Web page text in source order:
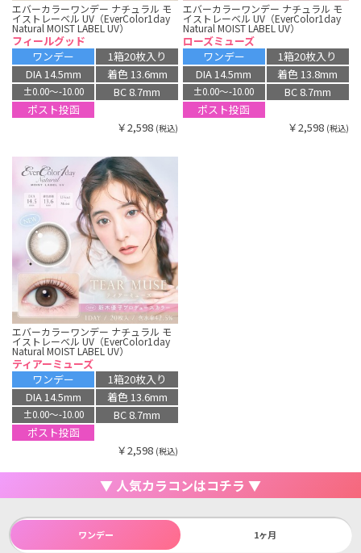
エバーカラーワンデー ナチュラル モ
イストレーベル UV（EverColor1day
Natural MOIST LABEL UV）
フィールグッド
ワンデー
1箱20枚入り
DIA 14.5mm
着色 13.6mm
±0.00〜-10.00
BC 8.7mm
ポスト投函
￥2,598 (税込)
エバーカラーワンデー ナチュラル モ
イストレーベル UV（EverColor1day
Natural MOIST LABEL UV）
ローズミューズ
ワンデー
1箱20枚入り
DIA 14.5mm
着色 13.8mm
±0.00〜-10.00
BC 8.7mm
ポスト投函
￥2,598 (税込)
エバーカラーワンデー ナチュラル モ
イストレーベル UV（EverColor1day
Natural MOIST LABEL UV）
ティアーミューズ
ワンデー
1箱20枚入り
DIA 14.5mm
着色 13.6mm
±0.00〜-10.00
BC 8.7mm
ポスト投函
￥2,598 (税込)
▼ 人気カラコンはコチラ ▼
ワンデー 1ヶ月